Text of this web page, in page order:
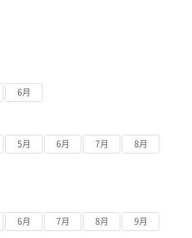
6月
5月 6月 7月 8月
6月 7月 8月 9月